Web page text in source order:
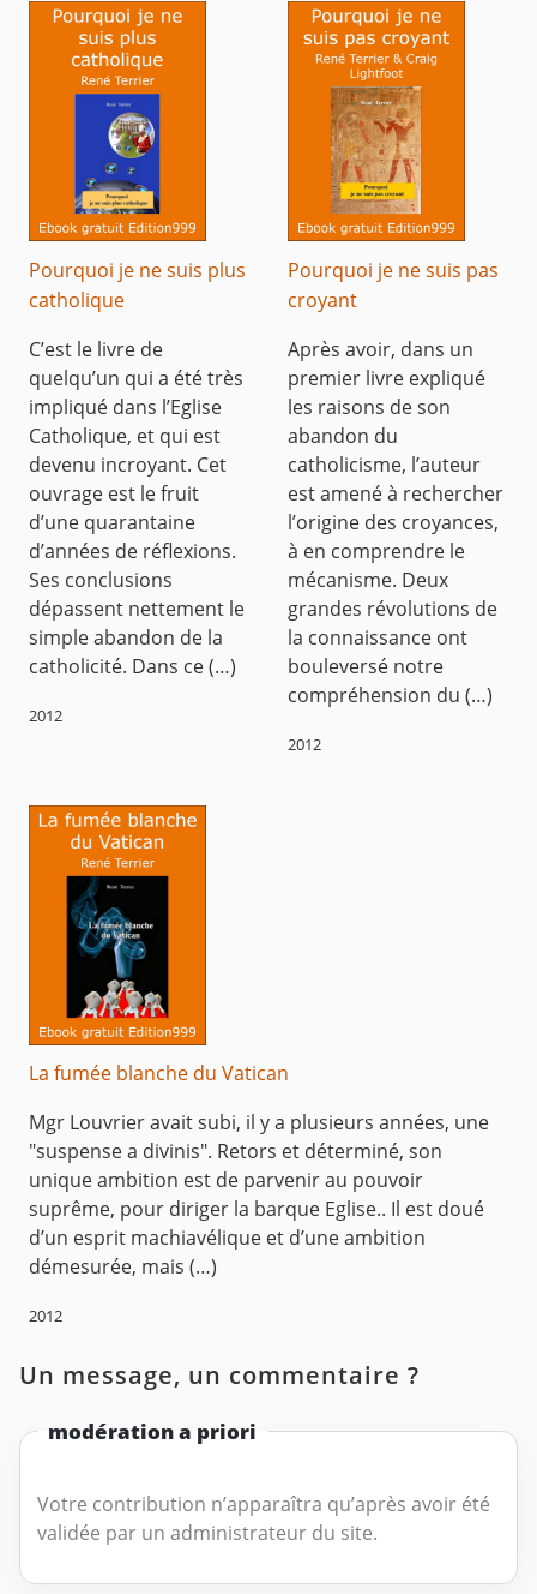
Pourquoi je ne suis plus
catholique
C’est le livre de
quelqu’un qui a été très
impliqué dans l’Eglise
Catholique, et qui est
devenu incroyant. Cet
ouvrage est le fruit
d’une quarantaine
d’années de réflexions.
Ses conclusions
dépassent nettement le
simple abandon de la
catholicité. Dans ce (…)
2012
Pourquoi je ne suis pas
croyant
Après avoir, dans un
premier livre expliqué
les raisons de son
abandon du
catholicisme, l’auteur
est amené à rechercher
l’origine des croyances,
à en comprendre le
mécanisme. Deux
grandes révolutions de
la connaissance ont
bouleversé notre
compréhension du (…)
2012
La fumée blanche du Vatican
Mgr Louvrier avait subi, il y a plusieurs années, une
"suspense a divinis". Retors et déterminé, son
unique ambition est de parvenir au pouvoir
suprême, pour diriger la barque Eglise.. Il est doué
d’un esprit machiavélique et d’une ambition
démesurée, mais (…)
2012
Un message, un commentaire ?
modération a priori
Votre contribution n’apparaîtra qu’après avoir été
validée par un administrateur du site.